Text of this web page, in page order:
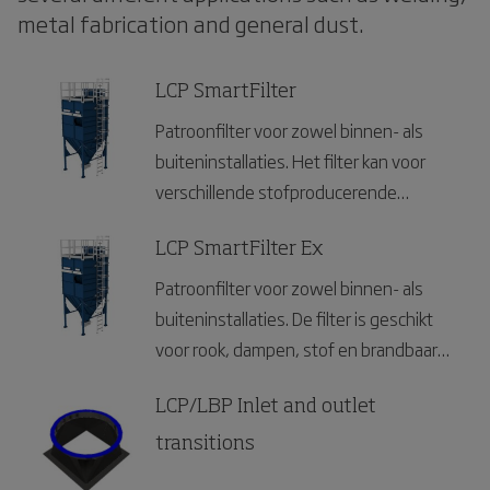
metal fabrication and general dust.
LCP SmartFilter
Patroonfilter voor zowel binnen- als
buiteninstallaties. Het filter kan voor
verschillende stofproducerende
LCP SmartFilter Ex
Patroonfilter voor zowel binnen- als
buiteninstallaties. De filter is geschikt
voor rook, dampen, stof en brandbaar
industrieën gebruikt worden.
LCP/LBP Inlet and outlet
transitions